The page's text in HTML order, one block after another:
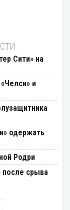
Сити» на
и
одержать
Родри
после срыва